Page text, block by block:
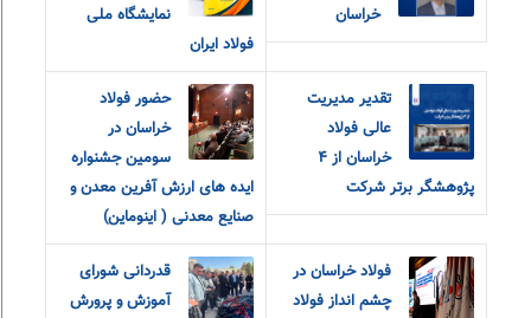
خراسان
نمایشگاه ملی
فولاد ایران
تقدیر مدیریت
عالی فولاد
خراسان از ۴
پژوهشگر برتر شرکت
حضور فولاد
خراسان در
سومین جشنواره
ایده های ارزش آفرین معدن و
صنایع معدنی ( اینوماین)
فولاد خراسان در
چشم انداز فولاد
قدردانی شورای
آموزش و‌ پرورش